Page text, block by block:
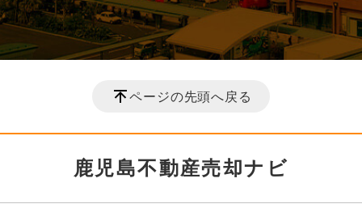
ページの先頭へ戻る
鹿児島不動産売却ナビ